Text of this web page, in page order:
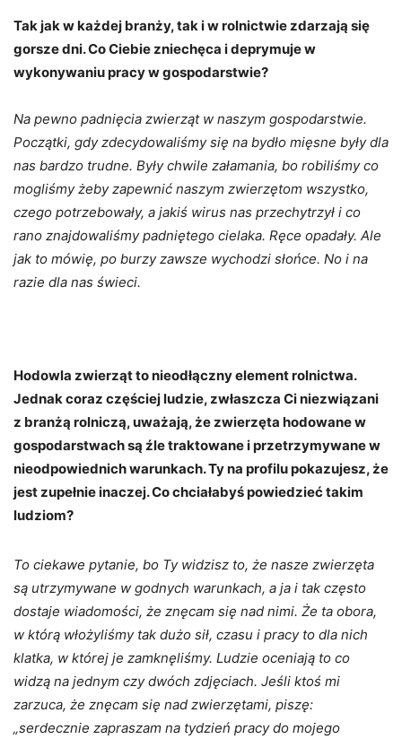
Tak jak w każdej branży, tak i w rolnictwie zdarzają się
gorsze dni. Co Ciebie zniechęca i deprymuje w
wykonywaniu pracy w gospodarstwie?
Na pewno padnięcia zwierząt w naszym gospodarstwie.
Początki, gdy zdecydowaliśmy się na bydło mięsne były dla
nas bardzo trudne. Były chwile załamania, bo robiliśmy co
mogliśmy żeby zapewnić naszym zwierzętom wszystko,
czego potrzebowały, a jakiś wirus nas przechytrzył i co
rano znajdowaliśmy padniętego cielaka. Ręce opadały. Ale
jak to mówię, po burzy zawsze wychodzi słońce. No i na
razie dla nas świeci.
Hodowla zwierząt to nieodłączny element rolnictwa.
Jednak coraz częściej ludzie, zwłaszcza Ci niezwiązani
z branżą rolniczą, uważają, że zwierzęta hodowane w
gospodarstwach są źle traktowane i przetrzymywane w
nieodpowiednich warunkach. Ty na profilu pokazujesz, że
jest zupełnie inaczej. Co chciałabyś powiedzieć takim
ludziom?
To ciekawe pytanie, bo Ty widzisz to, że nasze zwierzęta
są utrzymywane w godnych warunkach, a ja i tak często
dostaje wiadomości, że znęcam się nad nimi. Że ta obora,
w którą włożyliśmy tak dużo sił, czasu i pracy to dla nich
klatka, w której je zamknęliśmy. Ludzie oceniają to co
widzą na jednym czy dwóch zdjęciach. Jeśli ktoś mi
zarzuca, że znęcam się nad zwierzętami, piszę:
„serdecznie zapraszam na tydzień pracy do mojego